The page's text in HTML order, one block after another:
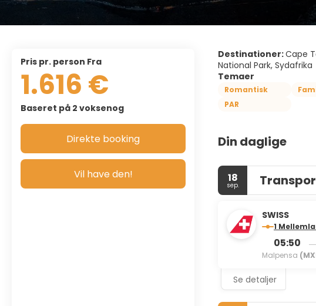
Destinationer:Cape
National Park, Sydafrika
Temaer
Romantisk
PAR
Din daglige
18
sep.
SWISS
1
05:50
Malpensa
Se detaljer
pris pr. person Fra
1.616 €
Baseret på 2 voksenog
Direkte booking
Vil have den!